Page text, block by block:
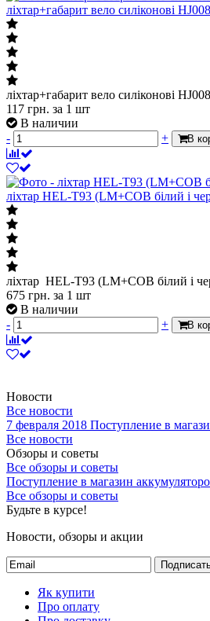
ліхтар+габарит вело силіконові
ліхтар+габарит вело силіконові
117 грн. за 1 шт
В наличии
-
+ В
ліхтар HEL-T93 (LM+COB білий і
ліхтар HEL-T93 (LM+COB білий і
675 грн. за 1 шт
В наличии
-
+ В
Новости
Все новости
7 февраля 2018 Поступление в
Все новости
Обзоры и советы
Все обзоры и советы
Поступление в магазин
Все обзоры и советы
Будьте в курсе!
Новости, обзоры и акции
Як купити
Про оплату